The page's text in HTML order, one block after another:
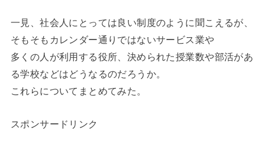
一見、社会人にとっては良い制度のように聞こえるが、
そもそもカレンダー通りではないサービス業や
多くの人が利用する役所、決められた授業数や部活があ
る学校などはどうなるのだろうか。
これらについてまとめてみた。
スポンサードリンク